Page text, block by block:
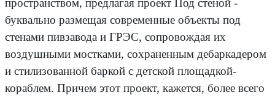
пространством, предлагая проект Под стеной -
буквально размещая современные объекты под
стенами пивзавода и ГРЭС, сопровождая их
воздушными мостками, сохраненным дебаркадером
и стилизованной баркой с детской площадкой-
кораблем. Причем этот проект, кажется, более всего